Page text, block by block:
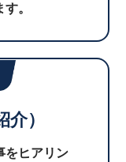
。
）
をヒアリン